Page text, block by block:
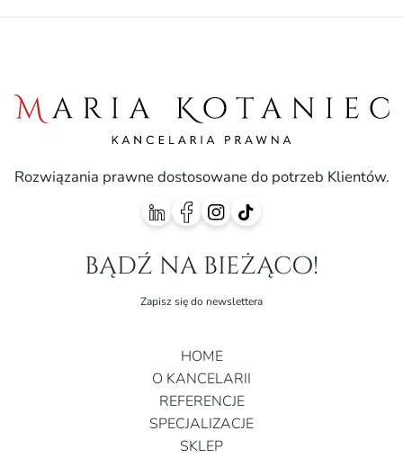
Rozwiązania prawne dostosowane do potrzeb Klientów.
bądź na bieżąco!
Zapisz się do newslettera
HOME
O KANCELARII
REFERENCJE
SPECJALIZACJE
SKLEP